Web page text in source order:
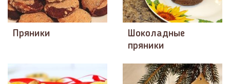
Пряники
Шоколадные
пряники